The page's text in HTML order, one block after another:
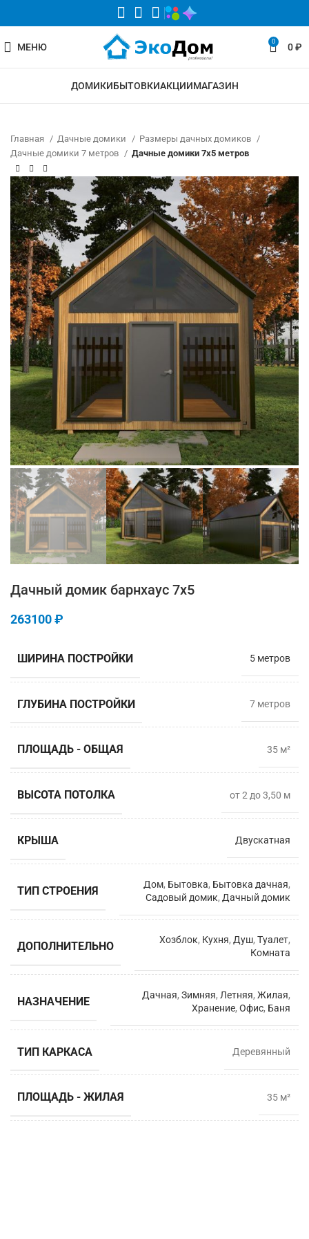
МЕНЮ 0 0₽
ДОМИКИБЫТОВКИАКЦИИМАГАЗИН
Главная Дачные домики
Размеры дачных домиков
Дачные домики 7 метров
Дачные домики 7х5 метров
Дачный домик барнхаус 7х5
263100₽
ШИРИНА ПОСТРОЙКИ 5 метров
ГЛУБИНА ПОСТРОЙКИ 7 мeтров
ПЛОЩАДЬ - ОБЩАЯ 35 м²
ВЫСОТА ПОТОЛКА от 2 до 3,50 м
КРЫША Двускатная
ТИП СТРОЕНИЯ Дом, Бытовка, Бытовка дачная,
Садовый домик, Дачный домик
ДОПОЛНИТЕЛЬНО Хозблок, Кухня, Душ, Туалет,
Комната
НАЗНАЧЕНИЕ Дачная, Зимняя, Летняя, Жилая,
Хранение, Офис, Баня
ТИП КАРКАСА Деревянный
ПЛОЩАДЬ - ЖИЛАЯ 35 м²